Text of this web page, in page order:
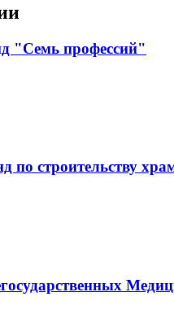
"Семь профессий"
по строительству